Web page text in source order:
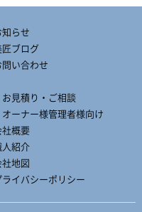
知らせ
匠ブログ
問い合わせ
お見積り・ご相談
オーナー様管理者様向け
社概要
人紹介
社地図
ライバシーポリシー